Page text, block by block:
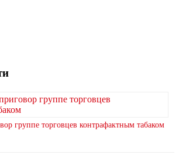
группе торговцев контрафактным табаком